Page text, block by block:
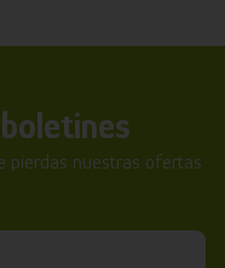
pierdas nuestras ofertas